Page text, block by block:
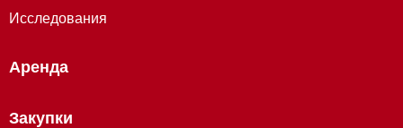
Исследования
Аренда
Закупки